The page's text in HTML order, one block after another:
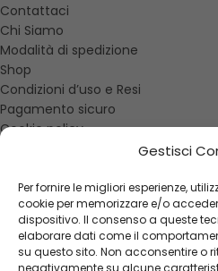
Gestisci
Per fornire le migliori esperienze,
cookie per memorizzare e/o
dispositivo. Il consenso a queste
elaborare dati come il
su questo sito. Non acconsentire o
negativamente su alcune
Contattaci
Chi Siamo
Modalità di spedizione
Shop
Condizioni d’uso e Resi
Pagamento sicuro
Cookie policy
Ordini
Indirizzi
Dettagli account
Waitlist